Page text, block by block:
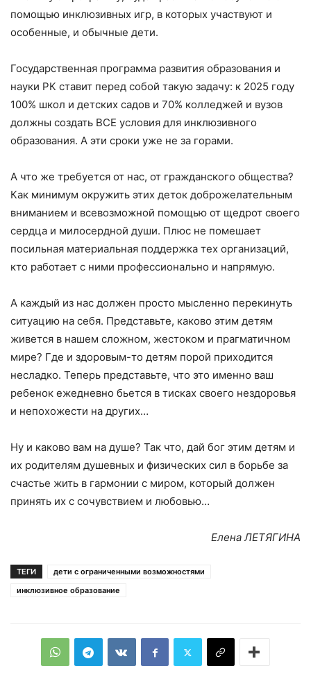
помощью инклюзивных игр, в которых участвуют и
особенные, и обычные дети.
Государственная программа развития образования и
науки РК ставит перед собой такую задачу: к 2025 году
100% школ и детских садов и 70% колледжей и вузов
должны создать ВСЕ условия для инклюзивного
образования. А эти сроки уже не за горами.
А что же требуется от нас, от гражданского общества?
Как минимум окружить этих деток доброжелательным
вниманием и всевозможной помощью от щедрот своего
сердца и милосердной души. Плюс не помешает
посильная материальная поддержка тех организаций,
кто работает с ними профессионально и напрямую.
А каждый из нас должен просто мысленно перекинуть
ситуацию на себя. Представьте, каково этим детям
живется в нашем сложном, жестоком и прагматичном
мире? Где и здоровым-то детям порой приходится
несладко. Теперь представьте, что это именно ваш
ребенок ежедневно бьется в тисках своего нездоровья
и непохожести на других…
Ну и каково вам на душе? Так что, дай бог этим детям и
их родителям душевных и физических сил в борьбе за
счастье жить в гармонии с миром, который должен
принять их с сочувствием и любовью…
Елена ЛЕТЯГИНА
ТЕГИ
дети с ограниченными возможностями
инклюзивное образование